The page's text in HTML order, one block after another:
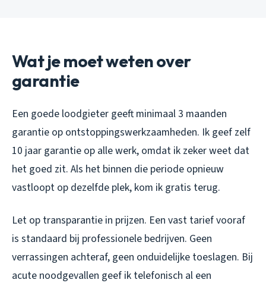
Wat je moet weten over
garantie
Een goede loodgieter geeft minimaal 3 maanden
garantie op ontstoppingswerkzaamheden. Ik geef zelf
10 jaar garantie op alle werk, omdat ik zeker weet dat
het goed zit. Als het binnen die periode opnieuw
vastloopt op dezelfde plek, kom ik gratis terug.
Let op transparantie in prijzen. Een vast tarief vooraf
is standaard bij professionele bedrijven. Geen
verrassingen achteraf, geen onduidelijke toeslagen. Bij
acute noodgevallen geef ik telefonisch al een